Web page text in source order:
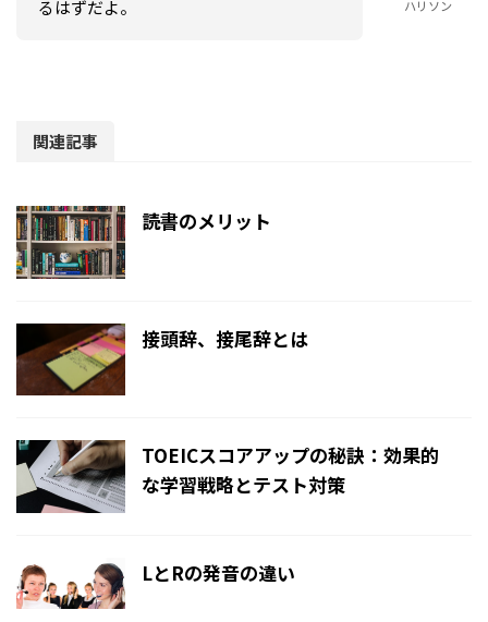
るはずだよ。
ハリソン
関連記事
読書のメリット
接頭辞、接尾辞とは
TOEICスコアアップの秘訣：効果的
な学習戦略とテスト対策
LとRの発音の違い